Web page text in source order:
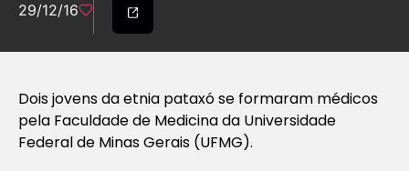
29/12/16
Dois jovens da etnia pataxó se formaram médicos
pela Faculdade de Medicina da Universidade
Federal de Minas Gerais (UFMG).